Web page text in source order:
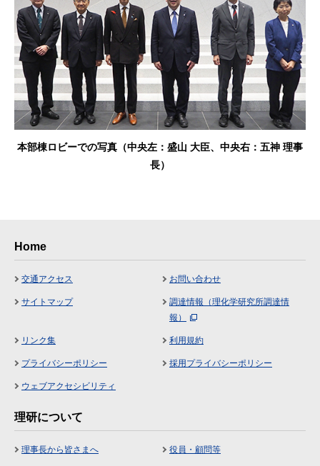
本部棟ロビーでの写真（中央左：盛山 大臣、中央右：五神 理事
長）
Home
交通アクセス お問い合わせ
サイトマップ
調達情報（理化学研究所調達情
報）
リンク集 利用規約
プライバシーポリシー 採用プライバシーポリシー
ウェブアクセシビリティ
理研について
理事長から皆さまへ 役員・顧問等